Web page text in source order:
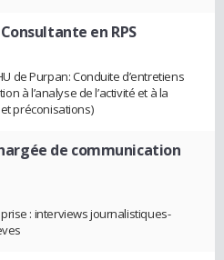
en RPS
de Purpan: Conduite d’entretiens
à l’analyse de l’activité et à la
préconisations)
de communication
: interviews journalistiques-